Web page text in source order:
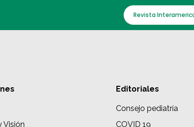
Revista
Visión
Editoriales
Consejo pediatría
COVID 19